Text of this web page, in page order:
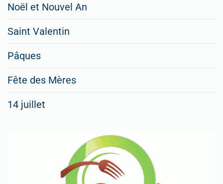
Noël et Nouvel An
Saint Valentin
Pâques
Fête des Mères
14 juillet